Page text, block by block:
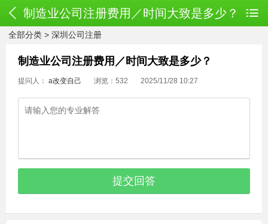
制造业公司注册费用／时间大致是多少？
全部分类 > 深圳公司注册
制造业公司注册费用／时间大致是多少？
提问人： a改变自己 浏览：532 2025/11/28 10:27